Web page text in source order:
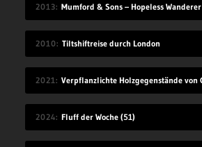
2013 Mumford & Sons – Hopeless Wanderer
2010 Tiltshiftreise durch London
2021
2024 Fluff der Woche (51)